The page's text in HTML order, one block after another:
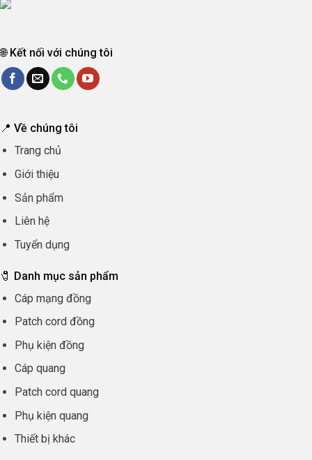
🌐 Kết nối với chúng tôi
📍 Về chúng tôi
Trang chủ
Giới thiệu
Sản phẩm
Liên hệ
Tuyển dụng
🧷 Danh mục sản phẩm
Cáp mạng đồng
Patch cord đồng
Phụ kiện đồng
Cáp quang
Patch cord quang
Phụ kiện quang
Thiết bị khác